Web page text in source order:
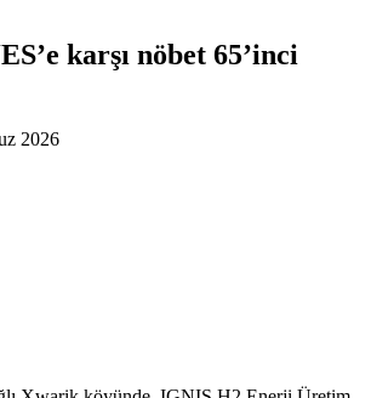
karşı nöbet 65’inci
2026